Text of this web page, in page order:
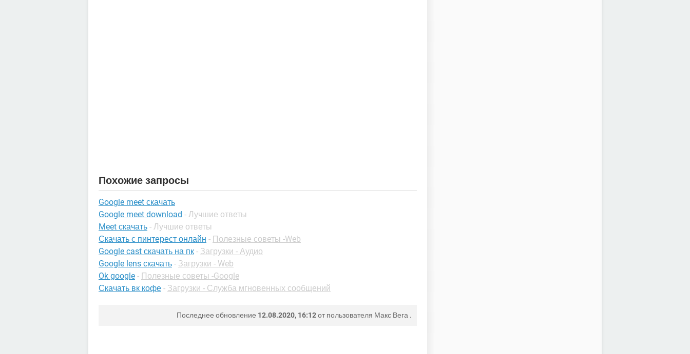
Похожие запросы
Google meet скачать
Google meet download - Лучшие ответы
Meet скачать - Лучшие ответы
Скачать с пинтерест онлайн - Полезные советы -Web
Google cast скачать на пк - Загрузки - Аудио
Google lens скачать - Загрузки - Web
Ok google - Полезные советы -Google
Скачать вк кофе - Загрузки - Служба мгновенных сообщений
Последнее обновление 12.08.2020, 16:12от пользователя Макс Вега .